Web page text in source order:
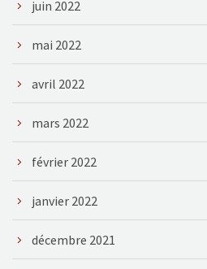
juin 2022
mai 2022
avril 2022
mars 2022
février 2022
janvier 2022
décembre 2021